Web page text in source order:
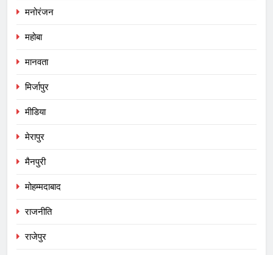
मनोरंजन
महोबा
मानवता
मिर्जापुर
मीडिया
मेरापुर
मैनपुरी
मोहम्मदाबाद
राजनीति
राजेपुर